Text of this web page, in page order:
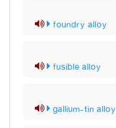
foundry alloy
fusible alloy
gallium-tin alloy